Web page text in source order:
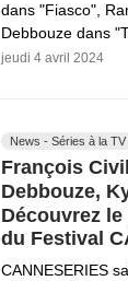
dans "Fiasco",
Debbouze dans
jeudi 4 avril 2024
News - Séries à la TV
François
Debbouze,
Découvrez
du Festival
CANNESERIES